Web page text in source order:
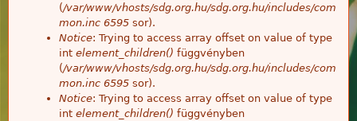
(/var/www/vhosts/sdg.org.hu/sdg.org.hu/includes/com
mon.inc 6595 sor).
Notice: Trying to access array offset on value of type
int element_children() függvényben
(/var/www/vhosts/sdg.org.hu/sdg.org.hu/includes/com
mon.inc 6595 sor).
Notice: Trying to access array offset on value of type
int element_children() függvényben